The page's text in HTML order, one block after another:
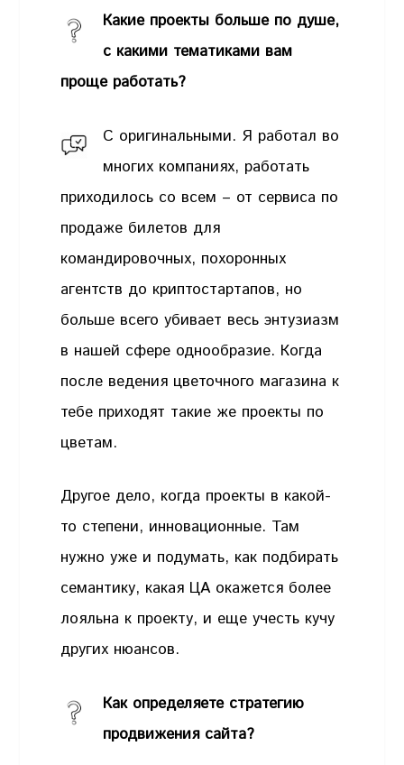
Какие проекты больше по душе,
с какими тематиками вам
проще работать?
С оригинальными. Я работал во
многих компаниях, работать
приходилось со всем – от сервиса по
продаже билетов для
командировочных, похоронных
агентств до криптостартапов, но
больше всего убивает весь энтузиазм
в нашей сфере однообразие. Когда
после ведения цветочного магазина к
тебе приходят такие же проекты по
цветам.
Другое дело, когда проекты в какой-
то степени, инновационные. Там
нужно уже и подумать, как подбирать
семантику, какая ЦА окажется более
лояльна к проекту, и еще учесть кучу
других нюансов.
Как определяете стратегию
продвижения сайта?